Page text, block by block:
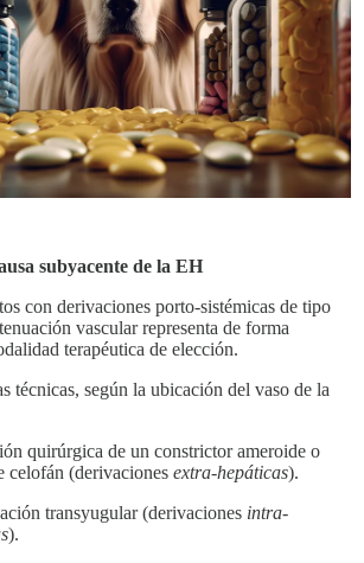
subyacente de la EH
con derivaciones porto-sistémicas de tipo
vascular representa de forma
terapéutica de elección.
técnicas, según la ubicación del vaso de la
quirúrgica de un constrictor ameroide o
celofán (derivaciones extra-hepáticas).
transyugular (derivaciones intra-
).